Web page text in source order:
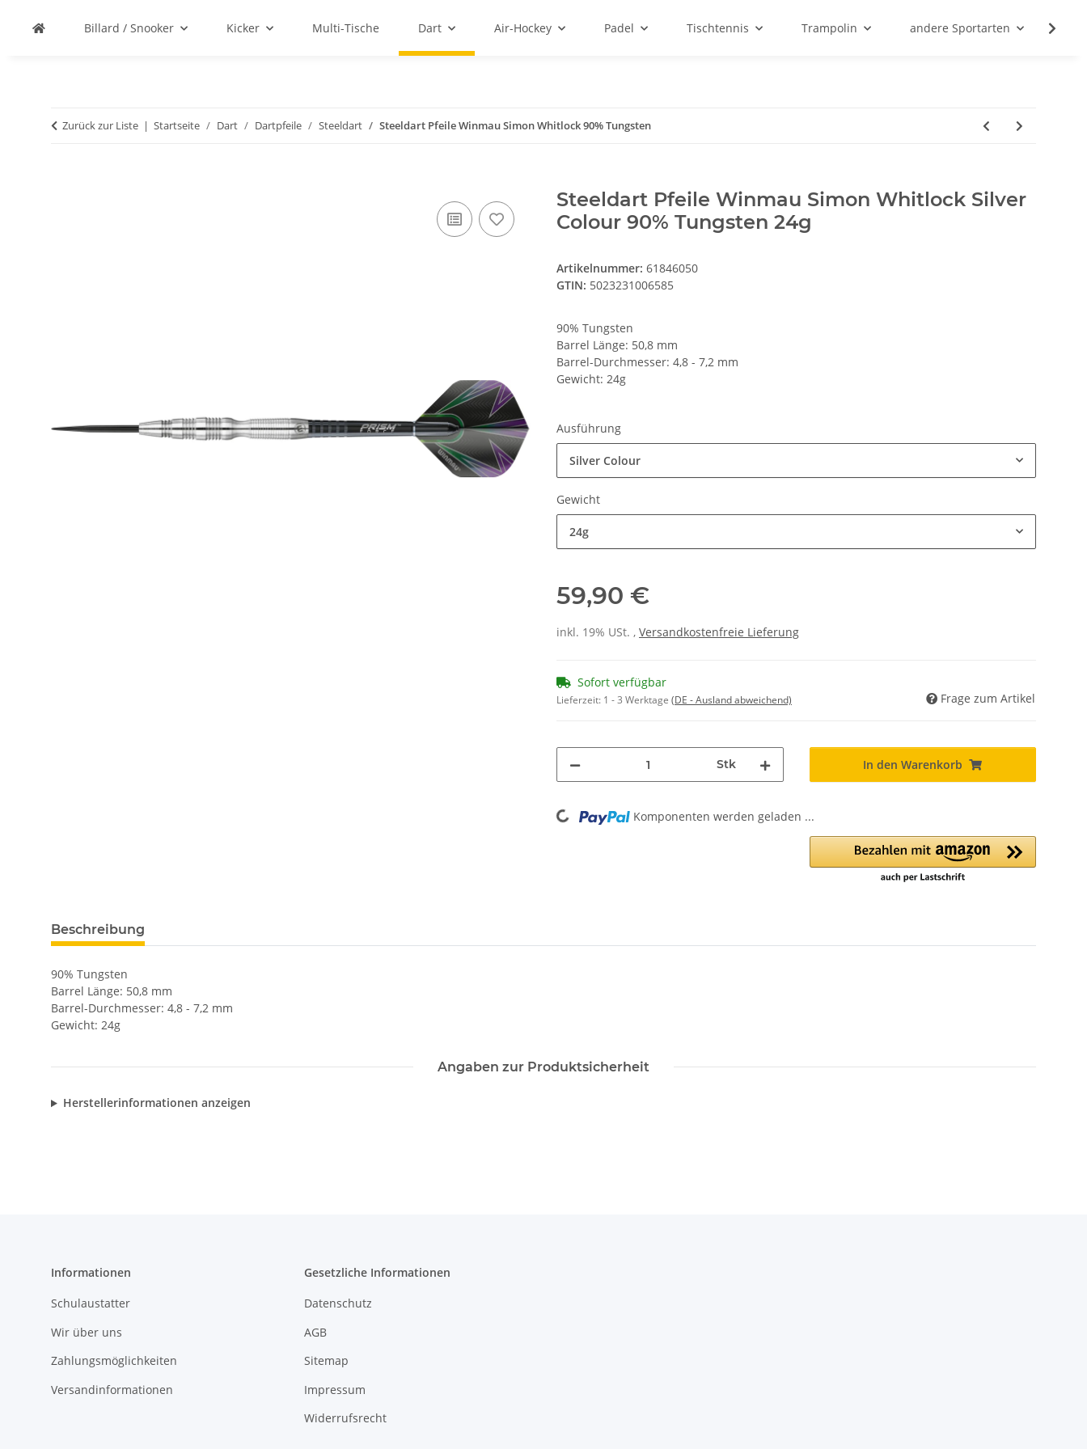
Billard / Snooker Kicker Multi-Tische Dart Air-Hockey Padel Tischtennis Trampolin andere Sportarten
Zurück zur Liste Startseite Dart Dartpfeile Steeldart Steeldart Pfeile Winmau Simon Whitlock 90% Tungsten
Steeldart Pfeile Winmau Simon Whitlock Silver
Colour 90% Tungsten 24g
Artikelnummer: 61846050
GTIN: 5023231006585
90% Tungsten
Barrel Länge: 50,8 mm
Barrel-Durchmesser: 4,8 - 7,2 mm
Gewicht: 24g
Ausführung
Silver Colour
Gewicht
24g
59,90 €
inkl. 19% USt. , Versandkostenfreie Lieferung
Sofort verfügbar
Lieferzeit: 1 - 3 Werktage (DE - Ausland abweichend) Frage zum Artikel
Stk In den Warenkorb
Loading... Komponenten werden geladen ...
Beschreibung
90% Tungsten
Barrel Länge: 50,8 mm
Barrel-Durchmesser: 4,8 - 7,2 mm
Gewicht: 24g
Angaben zur Produktsicherheit
Herstellerinformationen anzeigen
Informationen
Schulaustatter
Wir über uns
Zahlungsmöglichkeiten
Versandinformationen
Gesetzliche Informationen
Datenschutz
AGB
Sitemap
Impressum
Widerrufsrecht